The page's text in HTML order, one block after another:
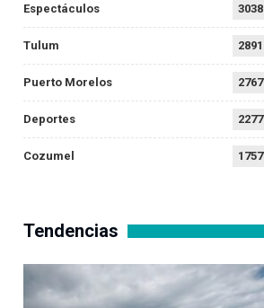
Espectáculos 3038
Tulum 2891
Puerto Morelos 2767
Deportes 2277
Cozumel 1757
Tendencias